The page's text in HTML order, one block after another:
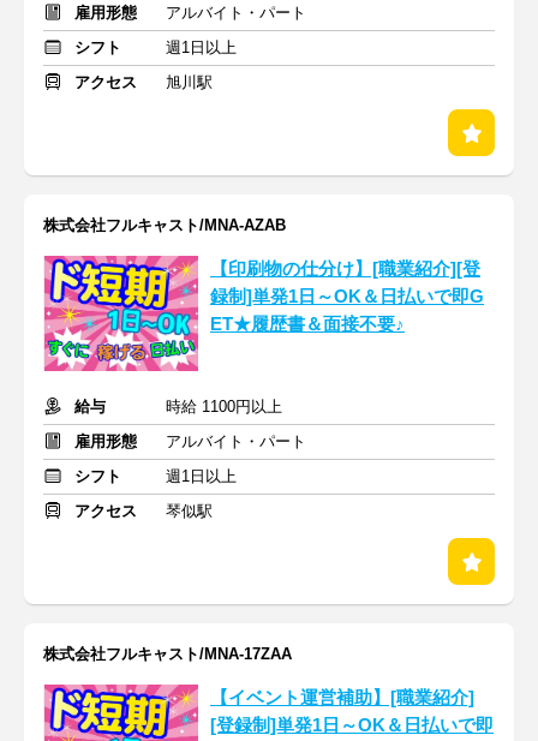
雇用形態
アルバイト・パート
シフト
週1日以上
アクセス
旭川駅
株式会社フルキャスト/MNA-AZAB
【印刷物の仕分け】[職業紹介][登
録制]単発1日～OK＆日払いで即G
ET★履歴書＆面接不要♪
給与
時給 1100円以上
雇用形態
アルバイト・パート
シフト
週1日以上
アクセス
琴似駅
株式会社フルキャスト/MNA-17ZAA
【イベント運営補助】[職業紹介]
[登録制]単発1日～OK＆日払いで即